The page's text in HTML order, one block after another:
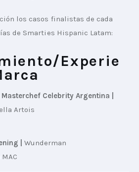
los casos finalistas de cada
de Smarties Hispanic Latam:
Experie
Masterchef Celebrity Argentina |
Artois
| Wunderman